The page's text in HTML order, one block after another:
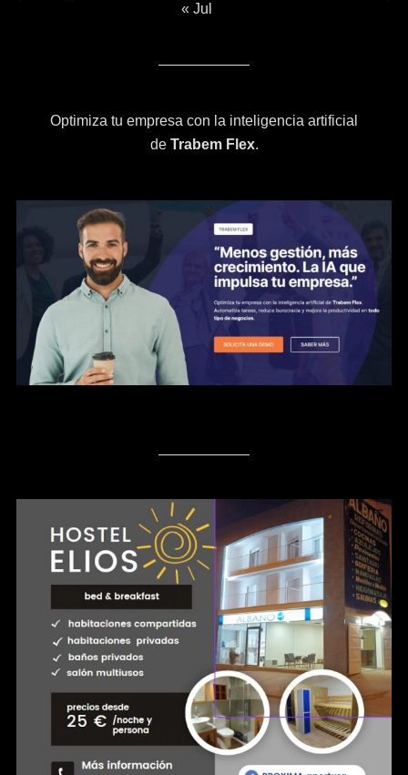
« Jul
Optimiza tu empresa con la inteligencia artificial
de Trabem Flex.